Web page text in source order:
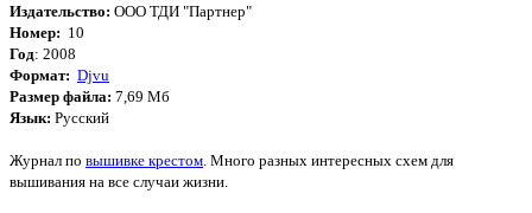
Издательство: ООО ТДИ "Партнер"
Номер: 10
Год: 2008
Формат: Djvu
Размер файла: 7,69 Мб
Язык: Русский
Журнал по вышивке крестом . Много разных интересных схем для
вышивания на все случаи жизни.